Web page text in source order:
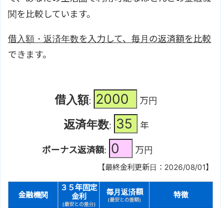
関を比較しています。
借入額・返済年数を入力して、毎月の返済額を比較
できます。
借入額: 万円
返済年数: 年
ボーナス返済額: 万円
【最終金利更新日：2026/08/01】
金融機関
３５年固定
金利
(最安との差分)
毎月返済額
(最安との差額) 特徴